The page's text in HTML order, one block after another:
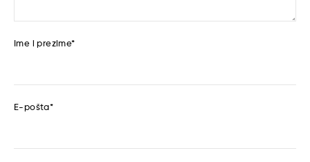
Ime i prezime*
E-pošta*